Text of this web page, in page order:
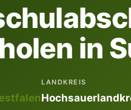
in
LANDKREIS